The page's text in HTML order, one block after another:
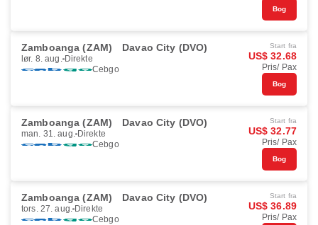
Bog
Zamboanga (ZAM) Davao City (DVO)
lør. 8. aug. Direkte
Cebgo
Start fra
US$ 32.68
Pris/ Pax
Bog
Zamboanga (ZAM) Davao City (DVO)
man. 31. aug. Direkte
Cebgo
Start fra
US$ 32.77
Pris/ Pax
Bog
Zamboanga (ZAM) Davao City (DVO)
tors. 27. aug. Direkte
Cebgo
Start fra
US$ 36.89
Pris/ Pax